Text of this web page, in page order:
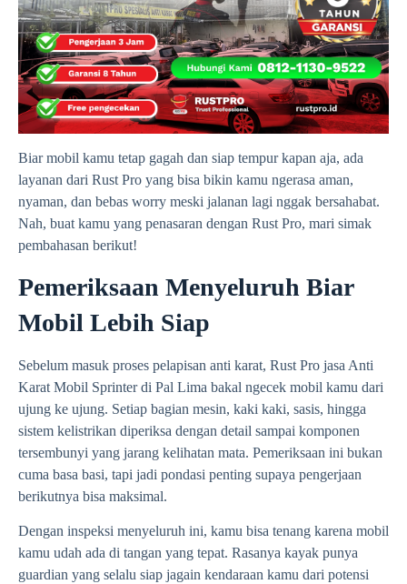
Biar mobil kamu tetap gagah dan siap tempur kapan aja, ada
layanan dari Rust Pro yang bisa bikin kamu ngerasa aman,
nyaman, dan bebas worry meski jalanan lagi nggak bersahabat.
Nah, buat kamu yang penasaran dengan Rust Pro, mari simak
pembahasan berikut!
Pemeriksaan Menyeluruh Biar
Mobil Lebih Siap
Sebelum masuk proses pelapisan anti karat, Rust Pro jasa Anti
Karat Mobil Sprinter di Pal Lima bakal ngecek mobil kamu dari
ujung ke ujung. Setiap bagian mesin, kaki kaki, sasis, hingga
sistem kelistrikan diperiksa dengan detail sampai komponen
tersembunyi yang jarang kelihatan mata. Pemeriksaan ini bukan
cuma basa basi, tapi jadi pondasi penting supaya pengerjaan
berikutnya bisa maksimal.
Dengan inspeksi menyeluruh ini, kamu bisa tenang karena mobil
kamu udah ada di tangan yang tepat. Rasanya kayak punya
guardian yang selalu siap jagain kendaraan kamu dari potensi